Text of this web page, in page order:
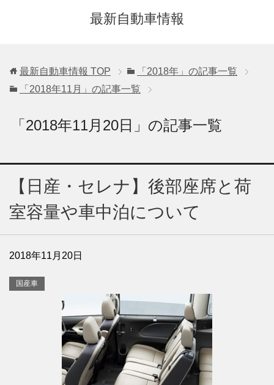
最新自動車情報
最新自動車情報 TOP
「2018年」の記事一覧
「2018年11月」の記事一覧
「2018年11月20日」の記事一覧
【日産・セレナ】後部座席と荷
室容量や車中泊について
2018年11月20日
国産車